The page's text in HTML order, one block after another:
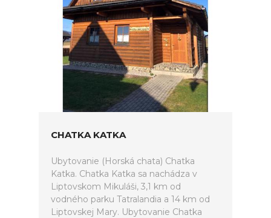
CHATKA KATKA
Ubytovanie (Horská chata) Chatka
Katka. Chatka Katka sa nachádza v
Liptovskom Mikuláši, 3,1 km od
vodného parku Tatralandia a 14 km od
Liptovskej Mary. Ubytovanie Chatka